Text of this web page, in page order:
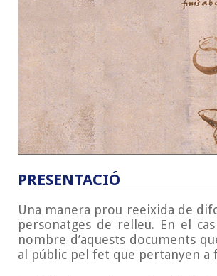
PRESENTACIÓ
Una manera prou reeixida de
personatges de relleu. En el
nombre d’aquests documents
al públic pel fet que pertanyen a